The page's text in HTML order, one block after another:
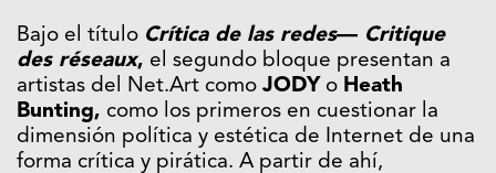
Bajo el título Crítica de las redes— Critique
des réseaux, el segundo bloque presentan a
artistas del Net.Art como JODY o Heath
Bunting, como los primeros en cuestionar la
dimensión política y estética de Internet de una
forma crítica y pirática. A partir de ahí,